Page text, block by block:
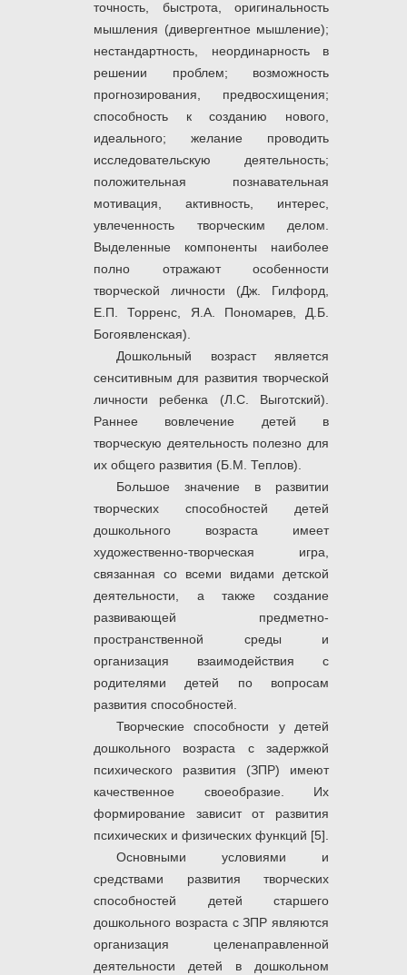
точность, быстрота, оригинальность
мышления (дивергентное мышление);
нестандартность, неординарность в
решении проблем; возможность
прогнозирования, предвосхищения;
способность к созданию нового,
идеального; желание проводить
исследовательскую деятельность;
положительная познавательная
мотивация, активность, интерес,
увлеченность творческим делом.
Выделенные компоненты наиболее
полно отражают особенности
творческой личности (Дж. Гилфорд,
Е.П. Торренс, Я.А. Пономарев, Д.Б.
Богоявленская).
Дошкольный возраст является
сенситивным для развития творческой
личности ребенка (Л.С. Выготский).
Раннее вовлечение детей в
творческую деятельность полезно для
их общего развития (Б.М. Теплов).
Большое значение в развитии
творческих способностей детей
дошкольного возраста имеет
художественно-творческая игра,
связанная со всеми видами детской
деятельности, а также создание
развивающей предметно-
пространственной среды и
организация взаимодействия с
родителями детей по вопросам
развития способностей.
Творческие способности у детей
дошкольного возраста с задержкой
психического развития (ЗПР) имеют
качественное своеобразие. Их
формирование зависит от развития
психических и физических функций [5].
Основными условиями и
средствами развития творческих
способностей детей старшего
дошкольного возраста с ЗПР являются
организация целенаправленной
деятельности детей в дошкольном